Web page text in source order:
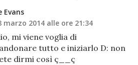
Evans
marzo 2014 alle ore 21:34
mi viene voglia di
tutto e iniziarlo D: non
dirmi così ç__ç